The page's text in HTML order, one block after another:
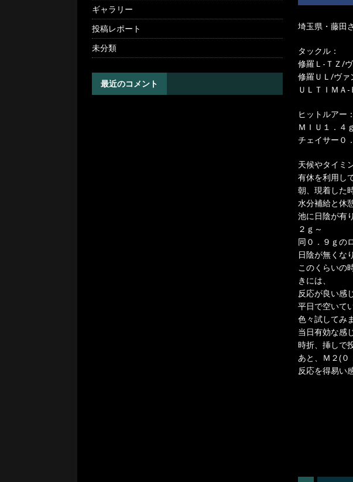
埼玉県・藤田
タックル：
修羅Ｌ-ＴＺ/
修羅ＵＬ/ヴァ
ＵＬＴＩＭＡ
ヒットルアー：
ＭＩＵ１．
チェイサー０
天候やタイミ
有休を利用し
朝、現着した
水分補給と休
池に日陰が有
２ｇ～
同０．９ｇの
日陰が無くな
このくらいの
きには、
反応が良い感
平日で空いて
色々試してみ
当日有効な感
時折、挿しで
あと、Ｍ２(０
反応を得易い
ギャラリー
投稿レポート
未分類
最近のコメント